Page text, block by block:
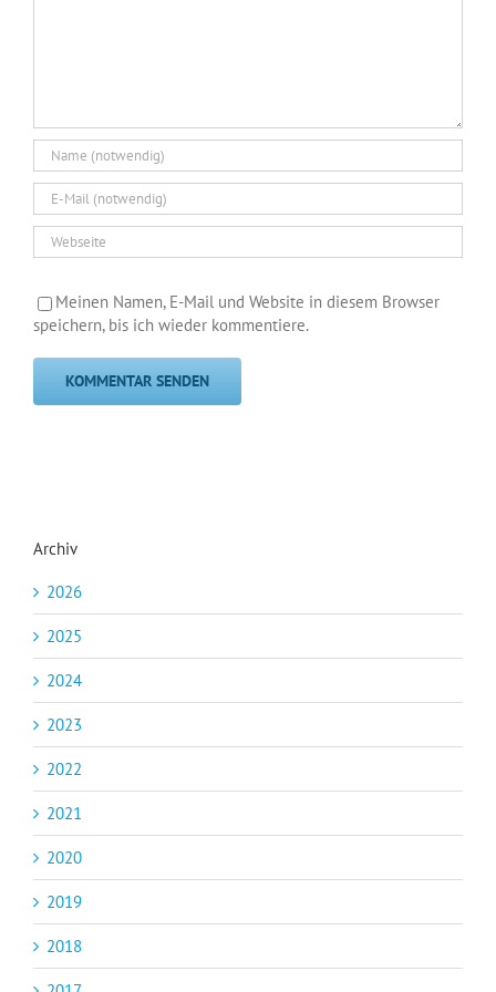
Meinen Namen, E-Mail und Website in diesem Browser
speichern, bis ich wieder kommentiere.
Archiv
2026
2025
2024
2023
2022
2021
2020
2019
2018